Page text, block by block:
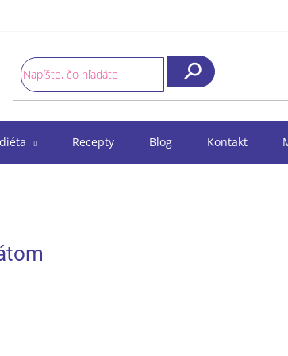
Hľadať
Recepty Blog Kontakt